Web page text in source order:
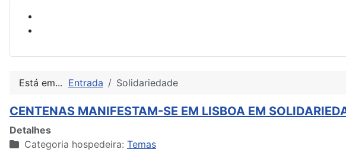
Está em... Entrada Solidariedade
CENTENAS MANIFESTAM-SE EM LISBOA EM
Detalhes
Categoria hospedeira: Temas